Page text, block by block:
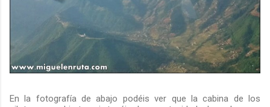
En la fotografía de abajo podéis ver que la cabina de los